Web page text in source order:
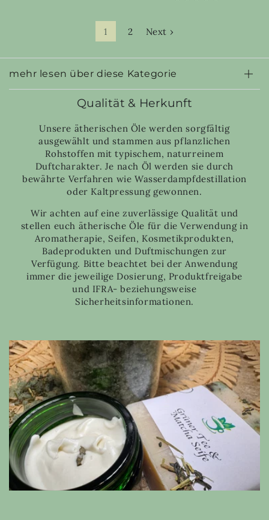
1 2 Next ›
mehr lesen über diese Kategorie
Qualität & Herkunft
Unsere ätherischen Öle werden sorgfältig
ausgewählt und stammen aus pflanzlichen
Rohstoffen mit typischem, naturreinem
Duftcharakter. Je nach Öl werden sie durch
bewährte Verfahren wie Wasserdampfdestillation
oder Kaltpressung gewonnen.
Wir achten auf eine zuverlässige Qualität und
stellen euch ätherische Öle für die Verwendung in
Aromatherapie, Seifen, Kosmetikprodukten,
Badeprodukten und Duftmischungen zur
Verfügung. Bitte beachtet bei der Anwendung
immer die jeweilige Dosierung, Produktfreigabe
und IFRA- beziehungsweise
Sicherheitsinformationen.